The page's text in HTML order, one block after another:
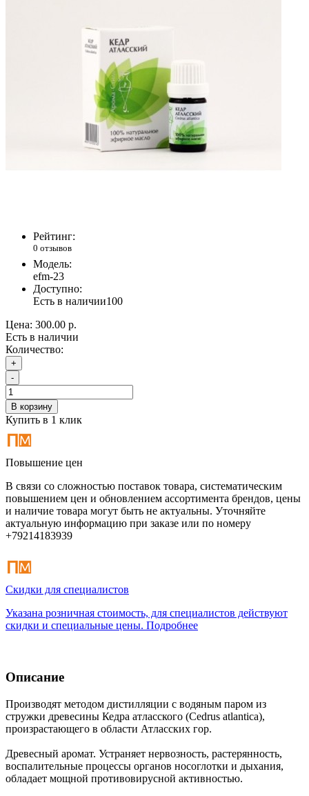
Рейтинг:
0 отзывов
Модель:
efm-23
Доступно:
Есть в наличии100
Цена: 300.00 р.
Есть в наличии
Количество:
+
-
В корзину
Купить в 1 клик
Повышение цен
В связи со сложностью поставок товара, систематическим
повышением цен и обновлением ассортимента брендов, цены
и наличие товара могут быть не актуальны. Уточняйте
актуальную информацию при заказе или по номеру
+79214183939
Скидки для специалистов
Указана розничная стоимость, для специалистов действуют
скидки и специальные цены. Подробнее
Описание
Производят методом дистилляции с водяным паром из
стружки древесины Кедра атласского (Cedrus atlantica),
произрастающего в области Атласских гор.
Древесный аромат. Устраняет нервозность, растерянность,
воспалительные процессы органов носоглотки и дыхания,
обладает мощной противовирусной активностью.